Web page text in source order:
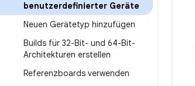
benutzerdefinierter Geräte
Neuen Gerätetyp hinzufügen
Builds für 32-Bit- und 64-Bit-
Architekturen erstellen
Referenzboards verwenden